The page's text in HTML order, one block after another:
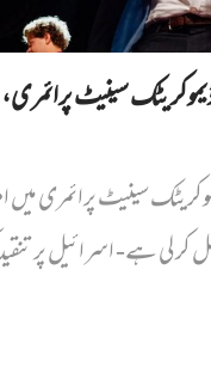
سینیٹ پرائمری،
سینیٹ پرائمری میں‌
کر لی ہے- اسرائیل پر